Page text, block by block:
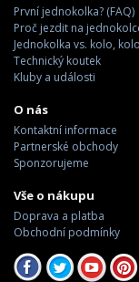
První jednokolka? (FAQ)
Proč jezdit na
Jednokolka vs. kolo,
Technický koutek
Kluby a události
O nás
Kontaktní informace
Partnerské obchody
Sponzorujeme
Vše o nákupu
Doprava a platba
Obchodní podmínky